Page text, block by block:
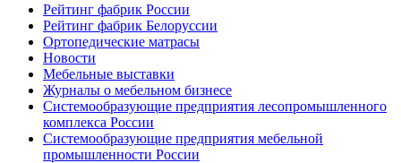
Рейтинг фабрик России
Рейтинг фабрик Белоруссии
Ортопедические матрасы
Новости
Мебельные выставки
Журналы о мебельном бизнесе
Системообразующие предприятия лесопромышленного
комплекса России
Системообразующие предприятия мебельной
промышленности России